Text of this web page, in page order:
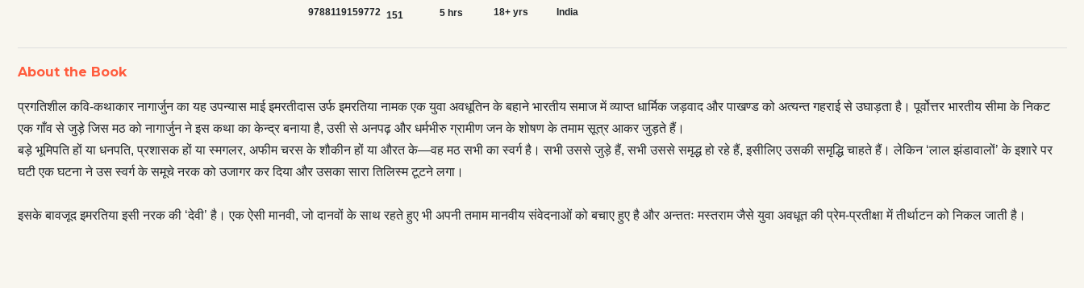
स्वर्ग के समूचे नरक को उजागर कर दिया और उसका सारा तिलिस्म टूटने लगा। इसके बावजूद
9788119159772 151 5 hrs 18+ yrs India
About the Book
प्रगतिशील कवि-कथाकार नागार्जुन का यह उपन्यास माई इमरतीदास उर्फ इमरतिया नामक एक युवा अवधूतिन के बहाने भारतीय समाज में व्याप्त धार्मिक जड़वाद और पाखण्ड को अत्यन्त गहराई से उघाड़ता है। पूर्वोत्तर भारतीय सीमा के निकट
एक गाँव से जुड़े जिस मठ को नागार्जुन ने इस कथा का केन्द्र बनाया है, उसी से अनपढ़ और धर्मभीरु ग्रामीण जन के शोषण के तमाम सूत्र आकर जुड़ते हैं।
बड़े भूमिपति हों या धनपति, प्रशासक हों या स्मगलर, अफीम चरस के शौकीन हों या औरत के—वह मठ सभी का स्वर्ग है। सभी उससे जुड़े हैं, सभी उससे समृद्ध हो रहे हैं, इसीलिए उसकी समृद्धि चाहते हैं। लेकिन ‘लाल झंडावालों’ के इशारे पर
घटी एक घटना ने उस स्वर्ग के समूचे नरक को उजागर कर दिया और उसका सारा तिलिस्म टूटने लगा।
इसके बावजूद इमरतिया इसी नरक की ‘देवी’ है। एक ऐसी मानवी, जो दानवों के साथ रहते हुए भी अपनी तमाम मानवीय संवेदनाओं को बचाए हुए है और अन्ततः मस्तराम जैसे युवा अवधूत की प्रेम-प्रतीक्षा में तीर्थाटन को निकल जाती है।